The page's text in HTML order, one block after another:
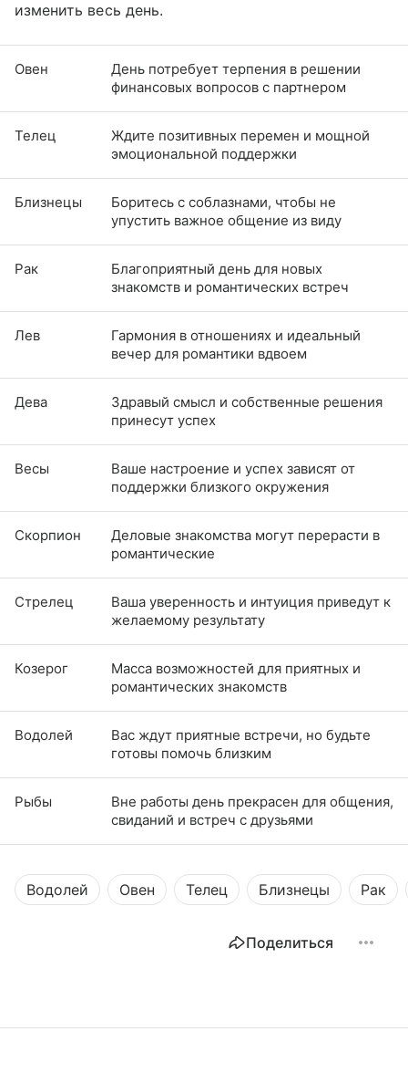
изменить весь день.
Овен
День потребует терпения в решении
финансовых вопросов с партнером
Телец
Ждите позитивных перемен и мощной
эмоциональной поддержки
Близнецы
Боритесь с соблазнами, чтобы не
упустить важное общение из виду
Рак
Благоприятный день для новых
знакомств и романтических встреч
Лев
Гармония в отношениях и идеальный
вечер для романтики вдвоем
Дева
Здравый смысл и собственные решения
принесут успех
Весы
Ваше настроение и успех зависят от
поддержки близкого окружения
Скорпион
Деловые знакомства могут перерасти в
романтические
Стрелец
Ваша уверенность и интуиция приведут к
желаемому результату
Козерог
Масса возможностей для приятных и
романтических знакомств
Водолей
Вас ждут приятные встречи, но будьте
готовы помочь близким
Рыбы
Вне работы день прекрасен для общения,
свиданий и встреч с друзьями
Водолей Овен Телец Близнецы Рак
Поделиться